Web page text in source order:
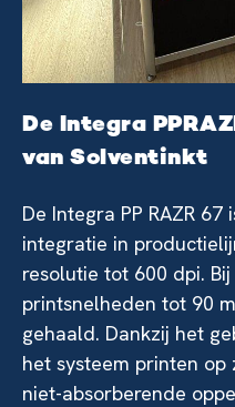
De Integra
van Solventinkt
De Integra PP RAZR
integratie in
resolutie tot 600 dpi.
printsnelheden tot 90
gehaald. Dankzij het
het systeem printen
niet-absorberende